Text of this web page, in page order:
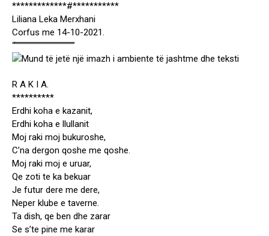
*************#***********
Liliana Leka Merxhani
Corfus me 14-10-2021.
“”””””””””””””””””””””””””
R A K I A.
**********
Erdhi koha e kazanit,
Erdhi koha e llullanit
Moj raki moj bukuroshe,
C’na dergon qoshe me qoshe.
Moj raki moj e uruar,
Qe zoti te ka bekuar
Je futur dere me dere,
Neper klube e taverne.
Ta dish, qe ben dhe zarar
Se s’te pine me karar